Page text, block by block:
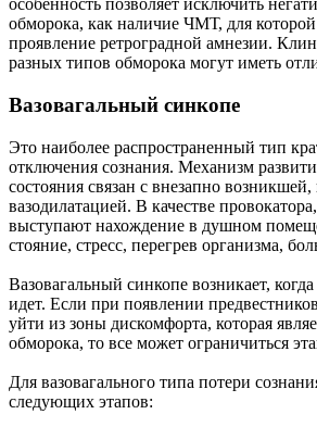
особенность позволяет исключить
обморока, как наличие ЧМТ, для которой
проявление ретроградной амнезии.
разных типов обморока могут иметь
Вазовагальный синкопе
Это наиболее распространенный тип
отключения сознания. Механизм
состояния связан с внезапно
вазодилатацией. В качестве
выступают нахождение в душном
стояние, стресс, перегрев организма,
Вазовагальный синкопе возникает,
идет. Если при появлении
уйти из зоны дискомфорта, которая
обморока, то все может ограничиться
Для вазовагального типа потери
следующих этапов: